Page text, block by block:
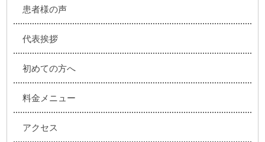
患者様の声
代表挨拶
初めての方へ
料金メニュー
アクセス